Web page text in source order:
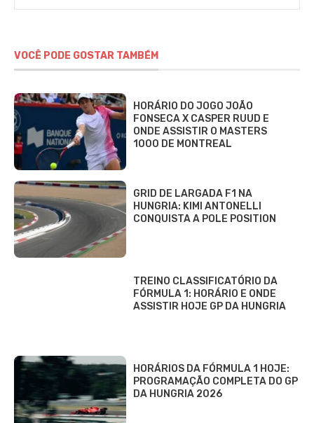
VOCÊ PODE GOSTAR TAMBÉM
HORÁRIO DO JOGO JOÃO
FONSECA X CASPER RUUD E
ONDE ASSISTIR O MASTERS
1000 DE MONTREAL
GRID DE LARGADA F1 NA
HUNGRIA: KIMI ANTONELLI
CONQUISTA A POLE POSITION
TREINO CLASSIFICATÓRIO DA
FÓRMULA 1: HORÁRIO E ONDE
ASSISTIR HOJE GP DA HUNGRIA
HORÁRIOS DA FÓRMULA 1 HOJE:
PROGRAMAÇÃO COMPLETA DO GP
DA HUNGRIA 2026